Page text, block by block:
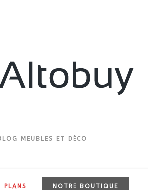
MEUBLES ET DÉCO
PLANS NOTRE BOUTIQUE